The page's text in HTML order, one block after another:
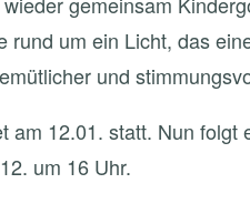
rund um ein Licht, das
und
am 12.01. statt. Nun
um 16 Uhr.